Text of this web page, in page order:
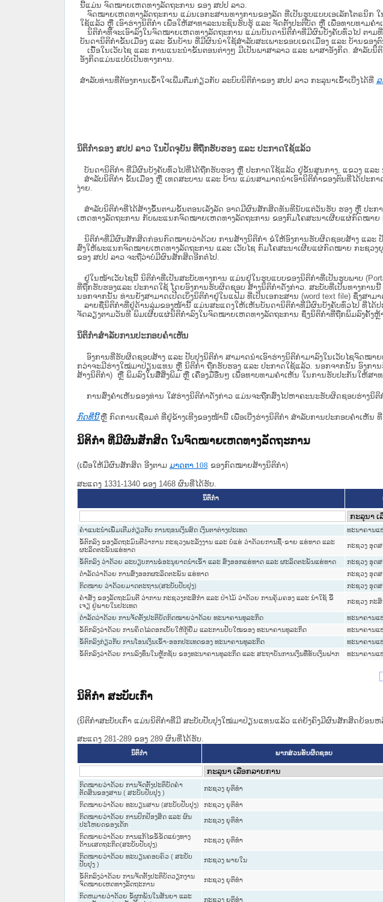
ນີ້ແມ່ນ ຈົດໝາຍເຫດທາງລັດຖະການ ຂອງ ສປປ ລາວ.
ຈົດໝາຍເຫດທາງລັດຖະການ ແມ່ນ​ເອ​ກະ​ສານ​ທາງ​ການ​ຂອງ​ລັດ ທີ່​ເປັນ​ຮູບ​ແບບ​ເອ​ເລັກ​ໂຕ​ຣ​ນິກ ໃ
ໃຊ້ແລ້ວ ຫຼື ເອົາຮ່າງນິຕິກໍາ ເພື່ອໃຫ້​ສາ​ທາ​ລະ​ນະ​ຊົນ​ຮັບ​ຮູ້ ແລະ ຈັດ​ຕັ້ງ​ປະ​ຕິ​ບັດ ຫຼື ເພື່ອທາບທາມຄໍາ
ນິ​ຕິ​ກຳ​ທີ່​ຈະ​ເອົາ​ລົງ​ໃນ​ຈົດ​ໝາຍ​ເຫດ​ທາງ​ລັດ​ຖະ​ການ ​ແມ່ນ​ບັນ​ດາ​ນິ​ຕິ​ກຳ​ທີ່​ມີ​ຜົນ​ບັງ​ຄັບ​ທົ່ວ​ໄປ ຕາມ​
ບັນ​ດານິ​ຕິ​ກຳ​ຂັ້ນ​ເມືອງ ແລະ ຂັ້ນ​ບ້ານ ​ທີ່​ມີ​ຜົນ​ນຳ​ໃຊ້​ສຳ​ລັບ​ສະ​ເພາະ​ຂອບ​ເຂດ​ເມືອງ ແລະ ບ້ານ​ຂອງ​
ເນື້ອໃນ​ເວັບ​ໄຊ​ ແລະ ການແນະນໍາຂັ້ນຕອນຕ່າງໆ ມີເປັນພາສາລາວ ແລະ ພາສາອັງກິດ. ສໍາລັບ
ອັງກິດແມ່ນແປບໍ່ເປັນທາງການ.
ສໍາລັບທ່ານທີ່ຕ້ອງການເຂົ້າໃຈເພີ່ມຕື່ມກ່ຽວກັບ ລະບົບນິຕິກຳຂອງ ສປປ ລາວ ກະລຸນາເຂົ້າເບີ່ງໄດ້ທີ່ ລ
ນິຕິກຳຂອງ ສປປ ລາວ ໃນປັດຈຸບັນ ທີ່ຖືກ​ຮັບ​ຮອງ ແລະ ປະກາດໃຊ້ແລ້ວ
ບັນດານິຕິກໍາ ທີ່ມີຜົນບັງຄັບທົ່ວໄປທີ່ໄດ້ຖືກ​ຮັບ​ຮອງ ຫຼື ປະກາດໃຊ້ແລ້ວ ຢູ່ຂັ້ນ​ສູນ​ກາງ, ແຂວງ ແ
ສຳລັບນິ​ຕິ​ກຳ ຂັ້ນເມືອງ ຫຼື ເທດ​ສະ​ບານ ແລະ ບ້ານ ແມ່ນສາມາດນຳເອົານິຕິກຳຂອງຕົນທີ່ໄດ້ປະກ
ງ່າຍ.
ສໍາລັບນິຕິກໍາທີ່ໄດ້ສ້າງຂຶ້ນຕາມຂັ້ນຕອນເລັ່ງລັດ ອາດມີຜົນສັກສິດທັນທີນັບແຕ່ວັນຮັບ ຮອງ ຫຼື ປະກ
ເຫດທາງລັດຖະການ ກັບ​ພະແນກຈົດ​ໝາຍ​ເຫດ​ທາງ​ລັດ​ຖະ​ການ​ ຂອງກົມໂຄສະນາເຜີຍແຜ່ກົດໝາ
ນິ​ຕິ​ກຳ​ທີ່​ມີ​ຜົນ​ສັກ​ສິດ​ກ່ອນ​ກົດ​ໝາຍ​ວ່າ​ດ້ວຍ​ ການ​ສ້າງ​ນິ​ຕິ​ກຳ ຂໍໃຫ້ອົງ​ການ​ຮັບ​ຜິດ​ຊອບ​ສ້າງ ແລະ
ສົ່ງໃຫ້​ພະແນກຈົດ​ໝາຍ​ເຫດ​ທາງ​ລັດ​ຖະ​ການ ແລະ ເວັບໄຊ​ ກົມໂຄສະນາເຜີຍແຜ່ກົດໝາຍ ກະຊວ
ຂອງ ສປ​ປ ລາວ ​ຈະຖື​ວ່າບໍ່​ມີ​ຜົນ​ສັກ​ສິດ​ອີກ​ຕໍ່​ໄປ.
ຢູ່ໃນໜ້າ​ເວັບ​ໄຊ​ນີ້ ນິຕິກຳທີ່ເປັນສະບັບທາງການ ແມ່ນຢູ່ໃນຮູບແບບຂອງນິຕິກໍາທີ່ເປັນຮູບພາບ
ທີ່ຖືກຮັບຮອງແລະ ປະກາດໃຊ້ ໂດຍອົງການຮັບຜິດຊອບ ສ້າງນິຕິກຳດັ່ງກ່າວ. ສະບັບທີ່ເປັນທາງການນີ້
ນອກຈາກນັ້ນ ທ່ານຍັງສາມາດເປີດເບິ່ງນິຕິກຳຢູ່ໃນແຟ້ມ ທີ່ເປັນເອກະສານ (word text file) ຊຶ່ງສ
ລາຍຊື່ນິຕິກຳທີ່ຢູ່ດ້ານລຸ່ມຂອງໜ້ານີ້ ແມ່ນສະແດງໃຫ້ເຫັນບັນດານິຕິກຳທີ່ມີຜົນບັງຄັບທົ່ວໄປ ທີ່ໄ
ຈັດລຽງຕາມວັນທີ ພິມເຜີຍແຜ່ນິຕິກຳລົງໃນຈົດໝາຍເຫດທາງລັດຖະການ ຊຶ່ງນິຕິກຳທີ່ຖືກພິມລົງຄັ້ງຫຼ້
ນິຕິກຳສຳລັບການປະກອບຄຳເຫັນ
ອົງການທີ່ຮັບຜິດຊອບສ້າງ ແລະ ປັບປຸງນິຕິກຳ ສາມາດນຳເອົາຮ່າງນິຕິກຳມາລົງໃນ​ເວັບ​ໄຊຈົດໝ
ກວ່າຈະມີຮ່າງໃໝ່ມາປ່ຽນແທນ ຫຼື ນິຕິກໍາ ຖືກຮັບຮອງ ແລະ ປະກາດໃຊ້ແລ້ວ. ນອກຈາກນັ້ນ ອົງການ
ສ້າງນິຕິກຳ) ຫຼື ພິມລົງໃນສື່ສິ່ງພິມ ຫຼື ເຄື່ອງມືອື່ນໆ ເພື່ອທາບທາມຄໍາເຫັນ ໃນການຮັບປະກັນໃຫ້ສາທ
ການສົ່ງຄໍາເຫັນຂອງທ່ານ ໃສ່ຮ່າງນິຕິກຳດັ່ງກ່າວ ແມ່ນຈະຖືກສົ່ງໄປຫາຄະນະຮັບຜິດຊອບຮ່າງນິຕິກ
ກົດທີ່ນີ້ ຫຼື ກົດການເຊື່ອມຕໍ່ ທີ່ຢູ່ຂ້າງເທີງຂອງໜ້ານີ້ ເພື່ອເບີ່ງຮ່າງນິຕິກໍາ ສໍາລັບການປະກອບຄຳເຫັ
ນິຕິກໍາ ທີ່ມີຜົນສັກສິດ ໃນຈົດໝາຍເຫດທາງລັດຖະການ
(ເພື່ອໃຫ້ມີຜົນສັກສິດ ອີງຕາມ ມາດ​ຕາ 108 ຂອງກົດໝາຍສ້າງນິຕິກໍາ)
ສະແດງ 1331-1340 ຂອງ 1468 ຜົນທີ່ໄດ້ຮັບ.
ນິຕິກໍາ
ຄຳແນະນຳເພີ່ມເຕີມກ່ຽວກັບ ການຖອນເງິນສົດ ເງິນຕາຕ່າງປະເທດ ທະນາຄານແ
ຂໍ້ຕົກລົງ ຂອງລັດຖະມົນຕີວ່າການ ກະຊວງພະລັງງານ ແລະ ບໍ່ແຮ່ ວ່າດ້ວຍການຊື້-ຂາຍ ແຮ່ທາດ ແລະ
ຜະລິດຕະພັນແຮ່ທາດ
ກະຊວງ ອຸດ
ຂໍ້ຕົກລົງ ວ່າດ້ວຍ ລະບຽບການຂໍອະນຸຍາດນຳເຂົ້າ ແລະ ສົ່ງອອກແຮ່ທາດ ແລະ ຜະລິດຕະພັນແຮ່ທາດ ກະຊວງ ອຸດ
ດຳລັດວ່າດ້ວຍ ການສົ່ງອອກຜະລິດຕະພັນ ແຮ່ທາດ ກະຊວງ ອຸດ
ກົດໝາຍ ວ່າດ້ວຍມາດຕະຖານ(ສະບັບປັບປຸງ) ກະຊວງ ອຸດ
ຄຳສັ່ງ ຂອງລັດຖະມົນຕີ ວ່າການ ກະຊວງກະສິກຳ ແລະ ປ່າໄມ້ ວ່າດ້ວຍ ການຄຸ້ມຄອງ ແລະ ນຳໃຊ້ ຂີ້
ເຈຽ ຢູ່ພາຍໃນປະເທດ
ກະຊວງ ກະ
ດໍາລັດວ່າດ້ວຍ ການຈັດຕັ້ງປະຕິບັດກົດໝາຍວ່າດ້ວຍ ທະນາຄານທຸລະກິດ ທະນາຄານແ
ຂໍ້ຕົກລົງວ່າດ້ວຍ ການຄິດໄລ່ດອກເບັ້ຍໃຫ້ກູ້ຢຶມ ແລະການປັບໃໝຂອງ ທະນາຄານທຸລະກິດ ທະນາຄານແ
ຂໍ້ຕົກລົງກ່ຽວກັບ ການໂອນເງິນເຂົ້າ-ອອກປະເທດຂອງ ທະນາຄານທຸລະກິດ ທະນາຄານແ
ຂໍ້ຕົກລົງວ່າດ້ວຍ ການລົງທຶນໃນຫຼັກຊັບ ຂອງທະນາຄານທຸລະກິດ ແລະ ສະຖາບັນການເງິນທີ່ຮັບເງິນຝາກ ທະນາຄານແ
ນິຕິກໍາ ສະບັບເກົ່າ
(ນິຕິກໍາສະບັບເກົ່າ ແມ່ນນິຕິກໍາທີ່ມີ ສະບັບປັບປຸງໃໝ່ມາປ່ຽນແທນແລ້ວ ແຕ່ຍັງຄົງມີຜົນສັກສິດຍ້ອນຫ
ສະແດງ 281-289 ຂອງ 289 ຜົນທີ່ໄດ້ຮັບ.
ນິຕິກໍາ ພາກສ່ວນຮັບຜິດຊອບ
ກົດໝາຍວ່າດ້ວຍ ການຈັດຕັ້ງປະຕິບັດຄຳ
ຕັດສິນຂອງສານ ( ສະບັບປັບປຸງ )
ກະຊວງ ຍຸຕິທໍາ
ກົດໝາຍວ່າດ້ວຍ ທະບຽນສານ (ສະບັບປັບປຸງ) ກະຊວງ ຍຸຕິທໍາ
ກົດໝາຍວ່າດ້ວຍ ການປົກປ້ອງສິດ ແລະ ຜົນ
ປະໂຫຍດຂອງເດັກ
ກະຊວງ ຍຸຕິທໍາ
ກົດໝາຍວ່າດ້ວຍ ການແກ້ໄຂຂໍ້ຂັດແຍ່ງທາງ
ດ້ານເສດຖະກິດ(ສະບັບປັບປຸງ)
ກະຊວງ ຍຸຕິທໍາ
ກົດ​ໝາຍວ່າ​ດ້ວຍ ທະບຽນຄອບຄົວ ( ສະ​ບັບ​
ປັບ​ປຸງ )
ກະຊວງ ພາຍໃນ
ຂໍ້​ຕົກ​ລົງວ່າ​ດ້ວຍ ການຈັດຕັ້ງປະຕິບັດວຽກງານ
ຈົດໝາຍເຫດທາງລັດຖະການ
ກະຊວງ ຍຸຕິທໍາ
ກົດຫມາຍວ່າດ້ວຍ ຂໍ້ຜູກພັນໃນສັນຍາ ແລະ
ກະຊວງ ຍຸຕິທໍາ